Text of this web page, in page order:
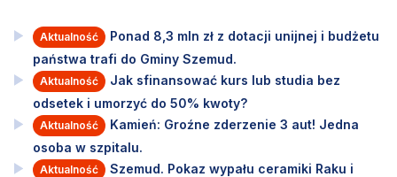
Aktualność
Ponad 8,3 mln zł z dotacji unijnej i budżetu
państwa trafi do Gminy Szemud.
Aktualność
Jak sfinansować kurs lub studia bez
odsetek i umorzyć do 50% kwoty?
Aktualność
Kamień: Groźne zderzenie 3 aut! Jedna
osoba w szpitalu.
Aktualność
Szemud. Pokaz wypału ceramiki Raku i